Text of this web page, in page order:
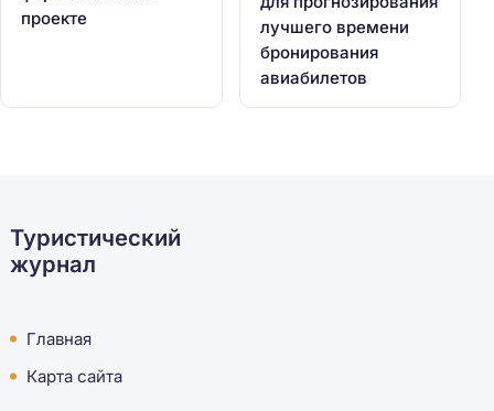
проекте
лучшего времени
бронирования
авиабилетов
Туристический
журнал
Главная
Карта сайта